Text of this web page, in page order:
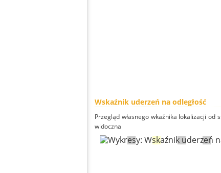
Wskaźnik uderzeń na odległość
Przegląd własnego wkaźnika lokalizacji od
widoczna